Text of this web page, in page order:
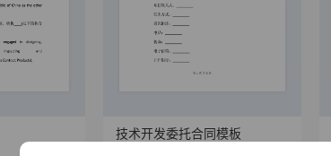
技术开发委托合同模板